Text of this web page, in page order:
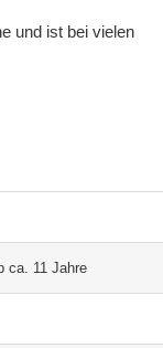
und ist bei vielen
ca. 11 Jahre